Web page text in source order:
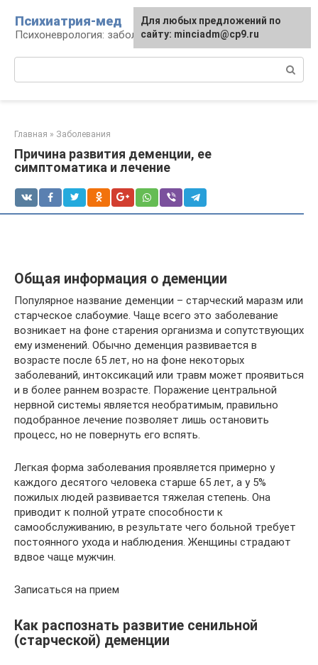
контенту
Психиатрия-мед
Психоневрология: заболевания и терапия
Главная » Заболевания
Причина развития деменции, ее
симптоматика и лечение
Общая информация о деменции
Популярное название деменции – старческий маразм или
старческое слабоумие. Чаще всего это заболевание
возникает на фоне старения организма и сопутствующих
ему изменений. Обычно деменция развивается в
возрасте после 65 лет, но на фоне некоторых
заболеваний, интоксикаций или травм может проявиться
и в более раннем возрасте. Поражение центральной
нервной системы является необратимым, правильно
подобранное лечение позволяет лишь остановить
процесс, но не повернуть его вспять.
Легкая форма заболевания проявляется примерно у
каждого десятого человека старше 65 лет, а у 5%
пожилых людей развивается тяжелая степень. Она
приводит к полной утрате способности к
самообслуживанию, в результате чего больной требует
постоянного ухода и наблюдения. Женщины страдают
вдвое чаще мужчин.
Записаться на прием
Как распознать развитие сенильной
(старческой) деменции
Для любых предложений по
сайту: minciadm@cp9.ru